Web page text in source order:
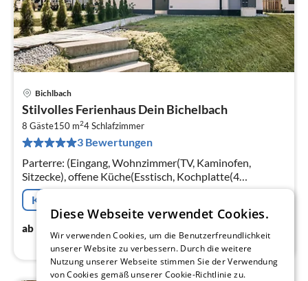
Bichlbach
Stilvolles Ferienhaus Dein Bichelbach
8 Gäste150 m24Schlafzimmer
3 Bewertungen
Parterre: (Eingang, Wohnzimmer(TV, Kaminofen,
Sitzecke), offene Küche(Esstisch, Kochplatte(4
Kochplatten, Ceranfeld)
Kostenfreie Stornierung
ab
Diese Webseite verwendet Cookies.
Wir verwenden Cookies, um die Benutzerfreundlichkeit
unserer Website zu verbessern. Durch die weitere
Nutzung unserer Webseite stimmen Sie der Verwendung
von Cookies gemäß unserer Cookie-Richtlinie zu.